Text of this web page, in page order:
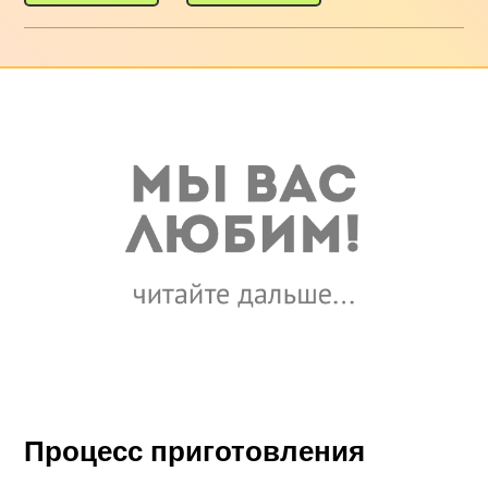
Процесс приготовления